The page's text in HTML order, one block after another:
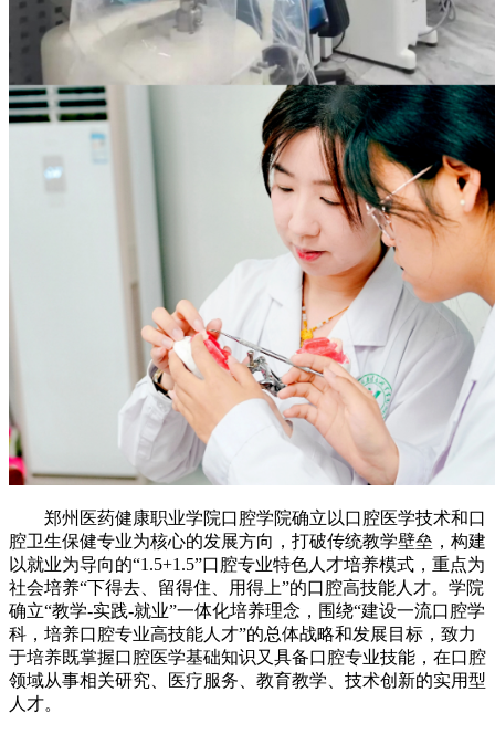
郑州医药健康职业学院口腔学院确立以口腔医学技术和口
腔卫生保健专业为核心的发展方向，打破传统教学壁垒，构建
以就业为导向的“1.5+1.5”口腔专业特色人才培养模式，重点为
社会培养“下得去、留得住、用得上”的口腔高技能人才。学院
确立“教学-实践-就业”一体化培养理念，围绕“建设一流口腔学
科，培养口腔专业高技能人才”的总体战略和发展目标，致力
于培养既掌握口腔医学基础知识又具备口腔专业技能，在口腔
领域从事相关研究、医疗服务、教育教学、技术创新的实用型
人才。